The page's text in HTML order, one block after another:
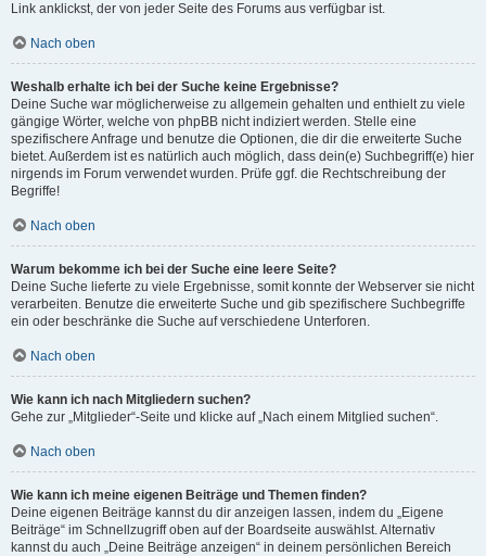
Link anklickst, der von jeder Seite des Forums aus verfügbar ist.
Nach oben
Weshalb erhalte ich bei der Suche keine Ergebnisse?
Deine Suche war möglicherweise zu allgemein gehalten und enthielt zu viele
gängige Wörter, welche von phpBB nicht indiziert werden. Stelle eine
spezifischere Anfrage und benutze die Optionen, die dir die erweiterte Suche
bietet. Außerdem ist es natürlich auch möglich, dass dein(e) Suchbegriff(e) hier
nirgends im Forum verwendet wurden. Prüfe ggf. die Rechtschreibung der
Begriffe!
Nach oben
Warum bekomme ich bei der Suche eine leere Seite?
Deine Suche lieferte zu viele Ergebnisse, somit konnte der Webserver sie nicht
verarbeiten. Benutze die erweiterte Suche und gib spezifischere Suchbegriffe
ein oder beschränke die Suche auf verschiedene Unterforen.
Nach oben
Wie kann ich nach Mitgliedern suchen?
Gehe zur „Mitglieder“-Seite und klicke auf „Nach einem Mitglied suchen“.
Nach oben
Wie kann ich meine eigenen Beiträge und Themen finden?
Deine eigenen Beiträge kannst du dir anzeigen lassen, indem du „Eigene
Beiträge“ im Schnellzugriff oben auf der Boardseite auswählst. Alternativ
kannst du auch „Deine Beiträge anzeigen“ in deinem persönlichen Bereich